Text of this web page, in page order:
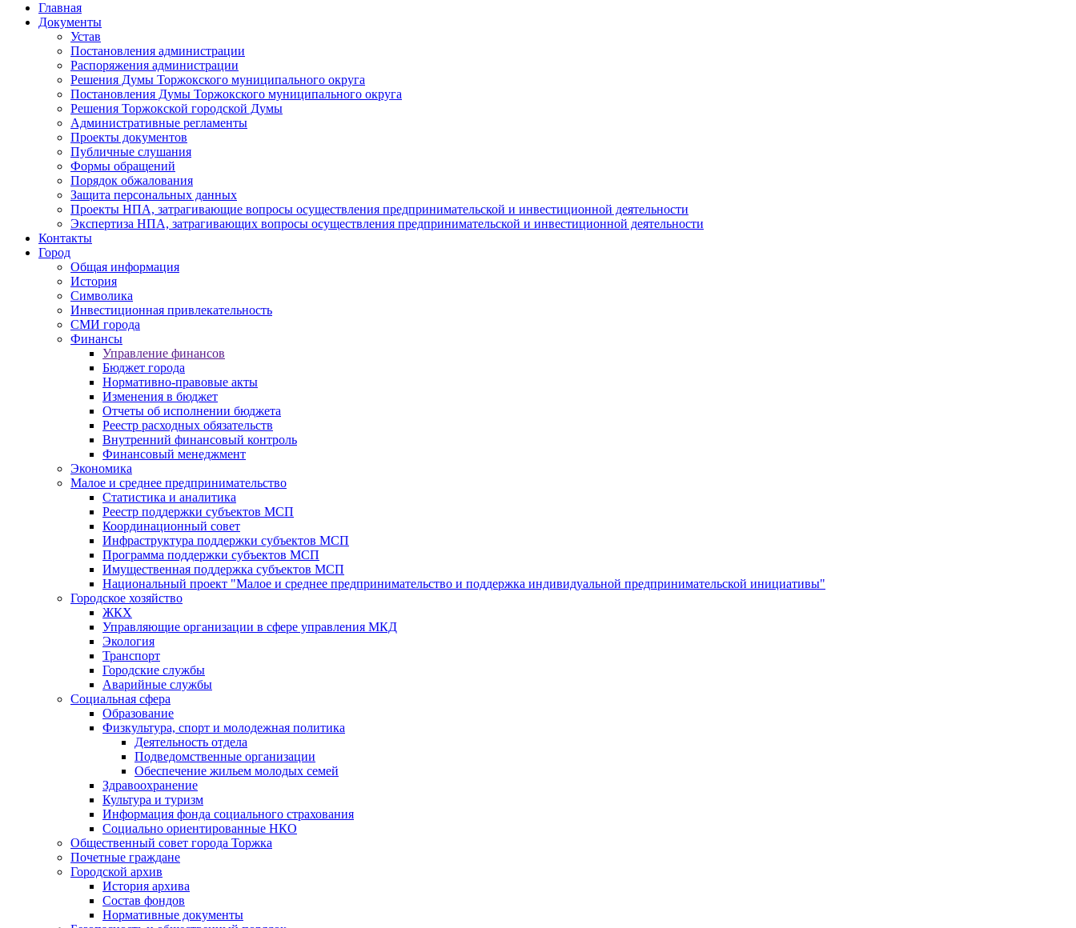
Главная
Документы
Устав
Постановления администрации
Распоряжения администрации
Решения Думы Торжокского муниципального округа
Постановления Думы Торжокского муниципального округа
Решения Торжокской городской Думы
Административные регламенты
Проекты документов
Публичные слушания
Формы обращений
Порядок обжалования
Защита персональных данных
Проекты НПА, затрагивающие вопросы осуществления предпринимательской и инвестиционной деятельности
Экспертиза НПА, затрагивающих вопросы осуществления предпринимательской и инвестиционной деятельности
Контакты
Город
Общая информация
История
Символика
Инвестиционная привлекательность
СМИ города
Финансы
Управление финансов
Бюджет города
Нормативно-правовые акты
Изменения в бюджет
Отчеты об исполнении бюджета
Реестр расходных обязательств
Внутренний финансовый контроль
Финансовый менеджмент
Экономика
Малое и среднее предпринимательство
Статистика и аналитика
Реестр поддержки субъектов МСП
Координационный совет
Инфраструктура поддержки субъектов МСП
Программа поддержки субъектов МСП
Имущественная поддержка субъектов МСП
Национальный проект "Малое и среднее предпринимательство и поддержка индивидуальной предпринимательской инициативы"
Городское хозяйство
ЖКХ
Управляющие организации в сфере управления МКД
Экология
Транспорт
Городские службы
Аварийные службы
Социальная сфера
Образование
Физкультура, спорт и молодежная политика
Деятельность отдела
Подведомственные организации
Обеспечение жильем молодых семей
Здравоохранение
Культура и туризм
Информация фонда социального страхования
Социально ориентированные НКО
Общественный совет города Торжка
Почетные граждане
Городской архив
История архива
Состав фондов
Нормативные документы